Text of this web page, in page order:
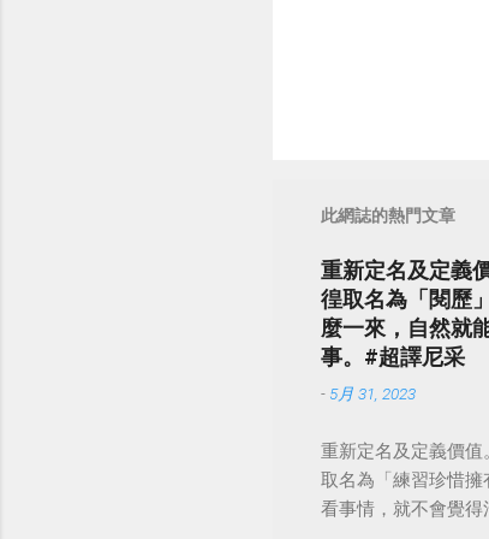
此網誌的熱門文章
重新定名及定義
徨取名為「閱歷
麼一來，自然就
事。#超譯尼采
- 5月 31, 2023
重新定名及定義價
取名為「練習珍惜
看事情，就不會覺